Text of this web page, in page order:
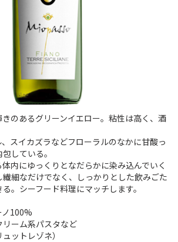
のあるグリーンイエロー。粘性は高く、酒
スイカズラなどフローラルのなかに甘酸っ
している。
内にゆっくりとなだらかに染み込んでいく
細なだけでなく、しっかりとした飲みごた
。シーフード料理にマッチします。
ノ100%
ーム系パスタなど
ットレゾネ）